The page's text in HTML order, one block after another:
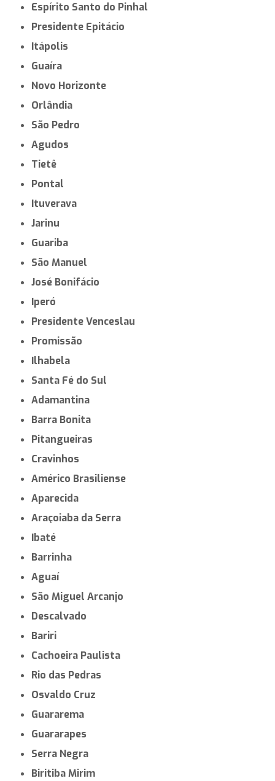
Espírito Santo do Pinhal
Presidente Epitácio
Itápolis
Guaíra
Novo Horizonte
Orlândia
São Pedro
Agudos
Tietê
Pontal
Ituverava
Jarinu
Guariba
São Manuel
José Bonifácio
Iperó
Presidente Venceslau
Promissão
Ilhabela
Santa Fé do Sul
Adamantina
Barra Bonita
Pitangueiras
Cravinhos
Américo Brasiliense
Aparecida
Araçoiaba da Serra
Ibaté
Barrinha
Aguaí
São Miguel Arcanjo
Descalvado
Bariri
Cachoeira Paulista
Rio das Pedras
Osvaldo Cruz
Guararema
Guararapes
Serra Negra
Biritiba Mirim